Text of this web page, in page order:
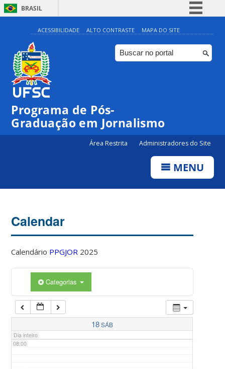
BRASIL
Simplifique!
Comunica BR
Participe
ACESSIBILIDADE ALTO CONTRASTE MAPA DO SITE
Programa de Pós-
Graduação em Jornalismo
Área Restrita Administradores do Site
MENU
Calendar
Calendário PPGJOR 2025
Categorias
18SÁB
Dia inteiro
04:00
05:00
07:00
08:00